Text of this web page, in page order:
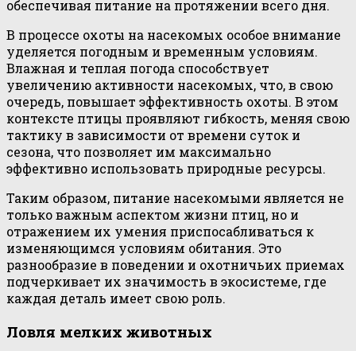
обеспечивая питание на протяжении всего дня.
В процессе охоты на насекомых особое внимание
уделяется погодным и временным условиям.
Влажная и теплая погода способствует
увеличению активности насекомых, что, в свою
очередь, повышает эффективность охоты. В этом
контексте птицы проявляют гибкость, меняя свою
тактику в зависимости от времени суток и
сезона, что позволяет им максимально
эффективно использовать природные ресурсы.
Таким образом, питание насекомыми является не
только важным аспектом жизни птиц, но и
отражением их умения приспосабливаться к
изменяющимся условиям обитания. Это
разнообразие в поведении и охотничьих приемах
подчеркивает их значимость в экосистеме, где
каждая деталь имеет свою роль.
Ловля мелких животных